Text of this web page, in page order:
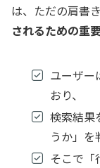
は、ただの肩書
されるための重
ユーザ
おり、
検索結果
うか」を
そこで「